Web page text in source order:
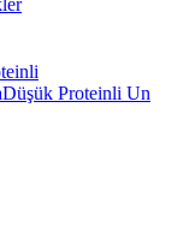
Düşük Proteinli Un